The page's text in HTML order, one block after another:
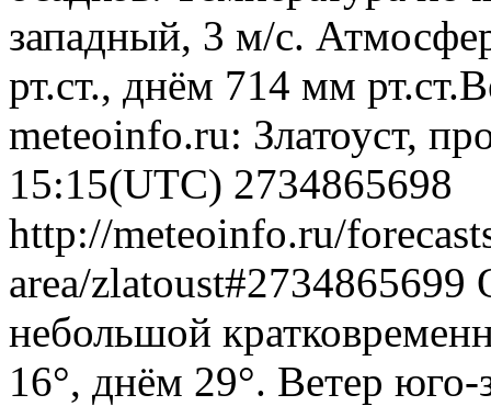
западный, 3 м/с.
рт.ст., днём 714 мм
meteoinfo.ru: Златоуст,
15:15(UTC) 2734865698
http://meteoinfo.ru/
area/zlatoust#2734865699
небольшой
16°, днём 29°. Ветер